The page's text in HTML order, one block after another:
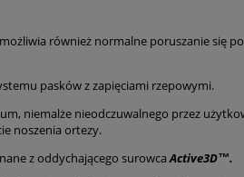
również normalne poruszanie się
pasków z zapięciami rzepowymi.
niemalże nieodczuwalnego przez
noszenia ortezy.
z oddychającego surowcaActive3D™.